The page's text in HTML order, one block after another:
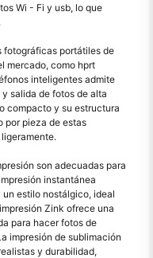
Wi - Fi y usb, lo que
fotográficas portátiles de
mercado, como hprt
inteligentes admite
salida de fotos de alta
compacto y su estructura
por pieza de estas
son adecuadas para
instantánea
estilo nostálgico, ideal
Zink ofrece una
para hacer fotos de
impresión de sublimación
y durabilidad,